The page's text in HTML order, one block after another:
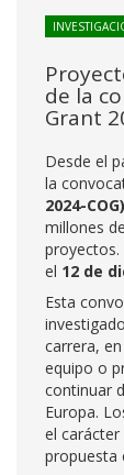
de la
Grant
Desde el
la
2024-COG)
millones
el 12 de
Esta
carrera,
equipo o
continuar
Europa.
el carácter
propuesta